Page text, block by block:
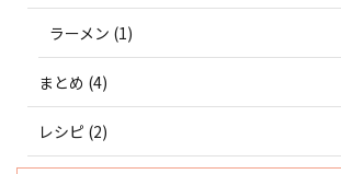
ラーメン (1)
まとめ (4)
レシピ (2)